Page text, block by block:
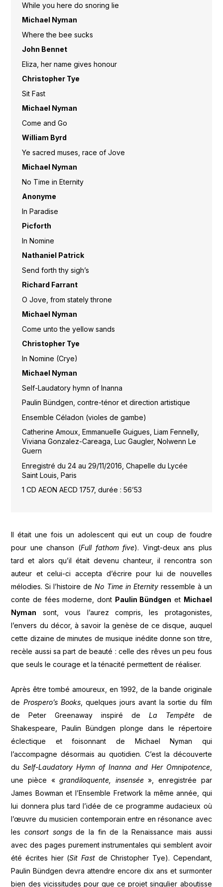
While you here do snoring lie
Michael Nyman
Where the bee sucks
John Bennet
Eliza, her name gives honour
Christopher Tye
Sit Fast
Michael Nyman
Come and Go
William Byrd
Ye sacred muses, race of Jove
Michael Nyman
No Time in Eternity
Anonyme
In Paradise
Picforth
In Nomine
Nathaniel Patrick
Send forth thy sigh’s
Richard Farrant
O Jove, from stately throne
Michael Nyman
Come unto the yellow sands
Christopher Tye
In Nomine (Crye)
Michael Nyman
Self-Laudatory hymn of Inanna
Paulin Bündgen, contre-ténor et direction artistique
Ensemble Céladon (violes de gambe)
Catherine Amoux, Emmanuelle Guigues, Liam Fennelly,
Viviana Gonzalez-Careaga, Luc Gaugler, Nolwenn Le
Guern
Enregistré du 24 au 29/11/2016, Chapelle du Lycée
Saint Louis, Paris
1 CD AEON AECD 1757, durée : 56’53
Il était une fois un adolescent qui eut un coup de foudre
pour une chanson (Full fathom five). Vingt-deux ans plus
tard et alors qu’il était devenu chanteur, il rencontra son
auteur et celui-ci accepta d’écrire pour lui de nouvelles
mélodies. Si l’histoire deNo Time in Eternity ressemble à un
conte de fées moderne, dont Paulin Bündgen et Michael
Nyman sont, vous l’aurez compris, les protagonistes,
l’envers du décor, à savoir la genèse de ce disque, auquel
cette dizaine de minutes de musique inédite donne son titre,
recèle aussi sa part de beauté : celle des rêves un peu fous
que seuls le courage et la ténacité permettent de réaliser.
Après être tombé amoureux, en 1992, de la bande originale
de Prospero’s Books, quelques jours avant la sortie du film
de Peter Greenaway inspiré de La Tempête de
Shakespeare, Paulin Bündgen plonge dans le répertoire
éclectique et foisonnant de Michael Nyman qui
l’accompagne désormais au quotidien. C’est la découverte
duSelf-Laudatory Hymn of Inanna and Her Omnipotence,
une pièce «grandiloquente, insensée», enregistrée par
James Bowman et l’Ensemble Fretwork la même année, qui
lui donnera plus tard l’idée de ce programme audacieux où
l’œuvre du musicien contemporain entre en résonance avec
lesconsort songsde la fin de la Renaissance mais aussi
avec des pages purement instrumentales qui semblent avoir
été écrites hier (Sit Fast de Christopher Tye). Cependant,
Paulin Bündgen devra attendre encore dix ans et surmonter
bien des vicissitudes pour que ce projet singulier aboutisse